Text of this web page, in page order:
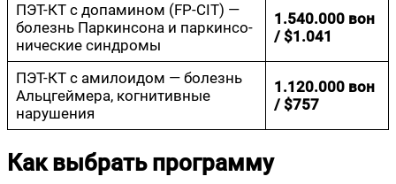
ПЭТ-КТ с допа­ми­ном (FP-CIT) —
болезнь Пар­кин­со­на и пар­кин­со­
ни­че­ские синдромы
1.540.000 вон
/ $1.041
ПЭТ-КТ с ами­ло­и­дом — болезнь
Альц­гей­ме­ра, когни­тив­ные
нарушения
1.120.000 вон
/ $757
Как выбрать программу